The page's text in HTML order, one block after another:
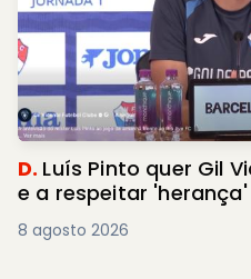
D. Luís Pinto quer Gil
e a respeitar 'herança'
8 agosto 2026